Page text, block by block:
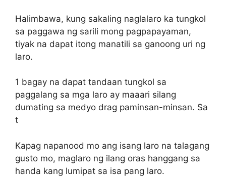
Halimbawa, kung sakaling naglalaro ka tungkol
sa paggawa ng sarili mong pagpapayaman,
tiyak na dapat itong manatili sa ganoong uri ng
laro.
1 bagay na dapat tandaan tungkol sa
paggalang sa mga laro ay maaari silang
dumating sa medyo drag paminsan-minsan. Sa
t
Kapag napanood mo ang isang laro na talagang
gusto mo, maglaro ng ilang oras hanggang sa
handa kang lumipat sa isa pang laro.